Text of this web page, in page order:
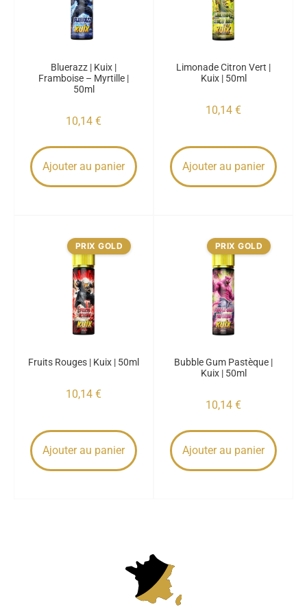
Bluerazz | Kuix |
Framboise – Myrtille |
50ml
10,14 €
Ajouter au panier
Limonade Citron Vert |
Kuix | 50ml
10,14 €
Ajouter au panier
PRIX GOLD
Fruits Rouges | Kuix | 50ml
10,14 €
Ajouter au panier
PRIX GOLD
Bubble Gum Pastèque |
Kuix | 50ml
10,14 €
Ajouter au panier